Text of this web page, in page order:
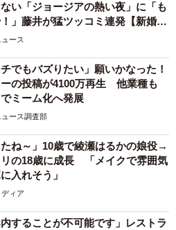
い「ジョージアの熱い夜」に「も
」藤井が猛ツッコミ連発【新婚さ
ース
チでもバズりたい」願いかなった！
の投稿が4100万再生 他業種も
ミーム化へ発展
ュース調査部
たね～」10歳で綾瀬はるかの娘役→
の18歳に成長 「メイクで雰囲気
入れそう」
ィア
内することが不可能です」レストラ